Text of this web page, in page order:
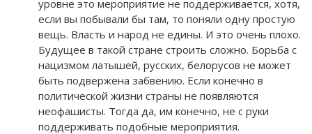
уровне это мероприятие не поддерживается, хотя,
если вы побывали бы там, то поняли одну простую
вещь. Власть и народ не едины. И это очень плохо.
Будущее в такой стране строить сложно. Борьба с
нацизмом латышей, русских, белорусов не может
быть подвержена забвению. Если конечно в
политической жизни страны не появляются
неофашисты. Тогда да, им конечно, не с руки
поддерживать подобные мероприятия.